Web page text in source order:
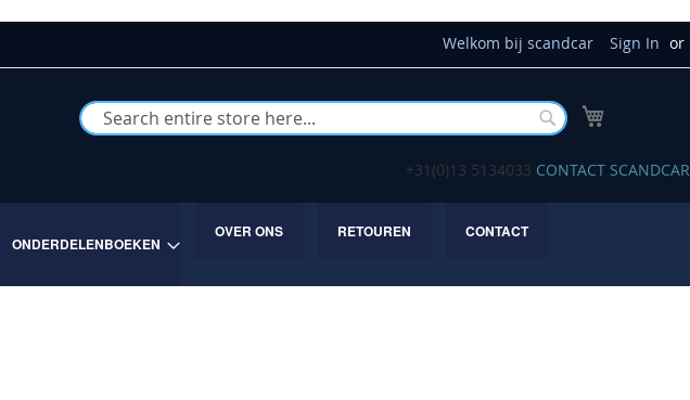
Welkom bij scandcar Sign In
Buscar
+31(0)13 5134033 CONTACT SCANDCAR
ONDERDELENBOEKEN
OVER ONS RETOUREN CONTACT